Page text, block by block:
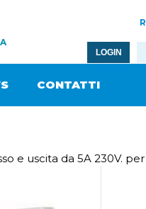
LOGIN
CONTATTI
e uscita da 5A 230V. per